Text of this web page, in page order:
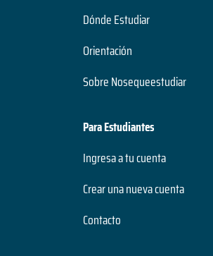
Dónde Estudiar
Orientación
Sobre Nosequeestudiar
Para Estudiantes
Ingresa a tu cuenta
Crear una nueva cuenta
Contacto